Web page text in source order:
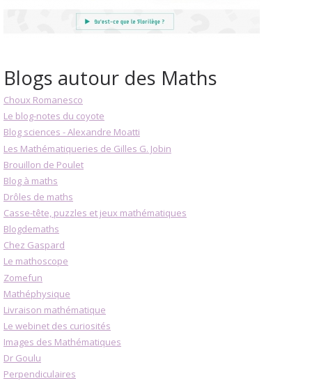
Blogs autour des Maths
Choux Romanesco
Le blog-notes du coyote
Blog sciences - Alexandre Moatti
Les Mathématiqueries de Gilles G. Jobin
Brouillon de Poulet
Blog à maths
Drôles de maths
Casse-tête, puzzles et jeux mathématiques
Blogdemaths
Chez Gaspard
Le mathoscope
Zomefun
Mathéphysique
Livraison mathématique
Le webinet des curiosités
Images des Mathématiques
Dr Goulu
Perpendiculaires